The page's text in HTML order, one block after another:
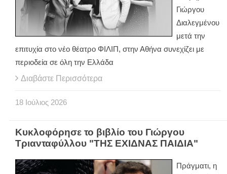
Γιώργου
Διαλεγμένου
μετά την
επιτυχία στο νέο θέατρο ΦΙΛΙΠ, στην Αθήνα συνεχίζει με
περιοδεία σε όλη την Ελλάδα
Διαβάστε Περισσότερα
18 Ιούλιος 2026
Κυκλοφόρησε το βιβλίο του Γιώργου
Τριανταφύλλου "ΤΗΣ ΕΧΙΔΝΑΣ ΠΑΙΔΙΑ"
Πράγματι, η